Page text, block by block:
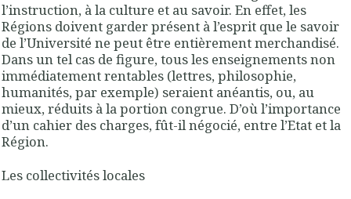
l’instruction, à la culture et au savoir. En effet, les
Régions doivent garder présent à l’esprit que le savoir
de l’Université ne peut être entièrement merchandisé.
Dans un tel cas de figure, tous les enseignements non
immédiatement rentables (lettres, philosophie,
humanités, par exemple) seraient anéantis, ou, au
mieux, réduits à la portion congrue. D’où l’importance
d’un cahier des charges, fût-il négocié, entre l’Etat et la
Région.
Les collectivités locales